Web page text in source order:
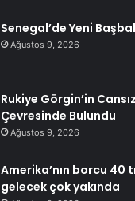
Senegal’de Yeni
Ağustos 9, 2026
Rukiye Görgin’in
Çevresinde Bulundu
Ağustos 9, 2026
Amerika’nın borcu 40
gelecek çok yakında